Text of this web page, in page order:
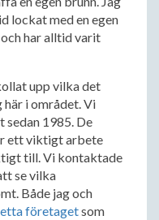
lockat med en egen
har alltid varit
upp vilka det
i området. Vi
sedan 1985. De
ett viktigt arbete
till. Vi kontaktade
se vilka
Både jag och
företagetsom